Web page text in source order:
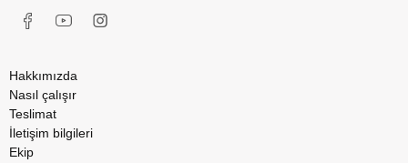
Hakkımızda
Nasıl çalışır
Teslimat
İletişim bilgileri
Ekip